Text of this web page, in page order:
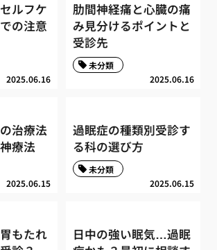
ルフケ
の注意
2025.06.16
肋間神経痛と心臓の痛
み見分けるポイントと
受診先
2025.06.16
未分類
治療法
療法
2025.06.15
過眠症の種類別受診す
る科の選び方
2025.06.15
未分類
もたれ
日中の強い眠気…過眠